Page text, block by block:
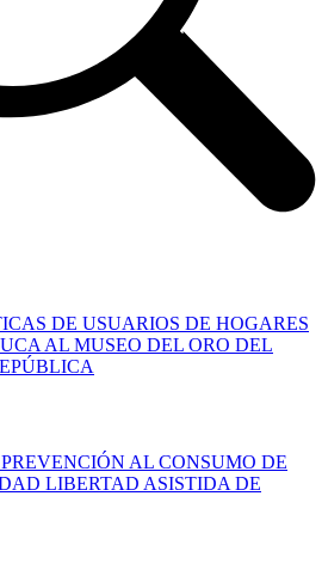
DE USUARIOS DE HOGARES
AL MUSEO DEL ORO DEL
AL CONSUMO DE
LIBERTAD ASISTIDA DE